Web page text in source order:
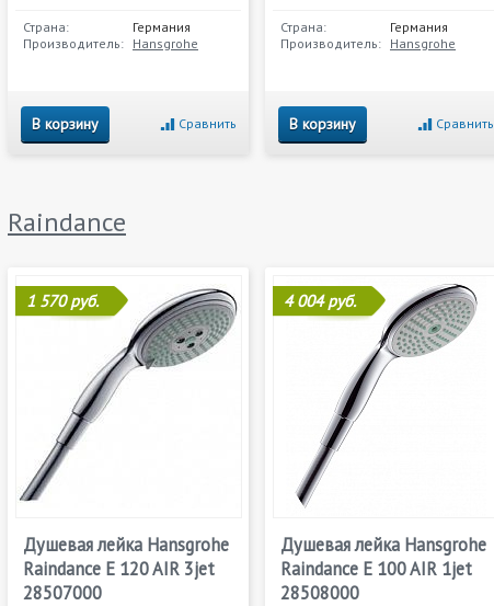
Страна:
Германия
Производитель: Hansgrohe
В корзину Сравнить
Страна:
Германия
Производитель: Hansgrohe
В корзину Сравнить
Raindance
1 570 руб.
Душевая лейка Hansgrohe
Raindance E 120 AIR 3jet
28507000
4 004 руб.
Душевая лейка Hansgrohe
Raindance E 100 AIR 1jet
28508000